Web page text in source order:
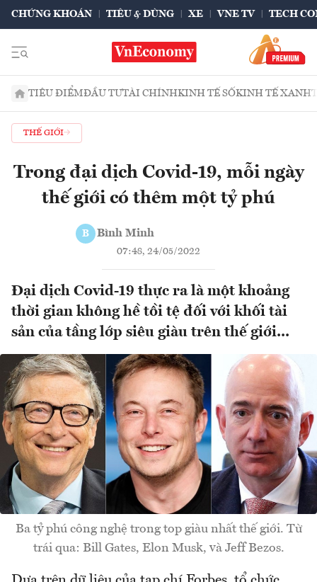
CHỨNG KHOÁN TIÊU & DÙNG XE VNE TV TECH
TIÊU ĐIỂMĐẦU TƯTÀI CHÍNHKINH TẾ SỐKINH TẾ XANH
THẾ GIỚI
Trong đại dịch Covid-19, mỗi ngày
thế giới có thêm một tỷ phú
B Bình Minh
07:48, 24/05/2022
Đại dịch Covid-19 thực ra là một khoảng
thời gian không hề tồi tệ đối với khối tài
sản của tầng lớp siêu giàu trên thế giới...
Ba tỷ phú công nghệ trong top giàu nhất thế giới. Từ
trái qua: Bill Gates, Elon Musk, và Jeff Bezos.